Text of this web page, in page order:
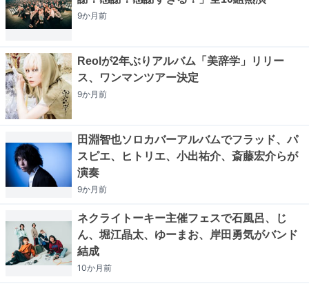
9か月前
Reolが2年ぶりアルバム「美辞学」リリー
ス、ワンマンツアー決定
9か月前
田淵智也ソロカバーアルバムでフラッド、パ
スピエ、ヒトリエ、小出祐介、斎藤宏介らが
演奏
9か月前
ネクライトーキー主催フェスで石風呂、じ
ん、堀江晶太、ゆーまお、岸田勇気がバンド
結成
10か月前